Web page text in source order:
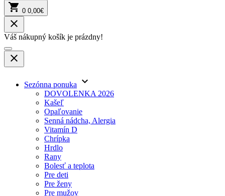
shopping_cart 0 0,00€
close
Váš nákupný košík je prázdny!
close
Sezónna ponuka keyboard_arrow_down
DOVOLENKA 2026
Kašeľ
Opaľovanie
Senná nádcha, Alergia
Vitamín D
Chrípka
Hrdlo
Rany
Bolesť a teplota
Pre deti
Pre ženy
Pre mužov